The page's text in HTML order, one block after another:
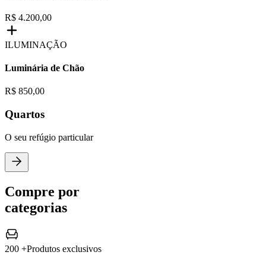
R$ 4.200,00
ILUMINAÇÃO
Luminária de Chão
R$ 850,00
Quartos
O seu refúgio particular
Compre por
categorias
200 +Produtos exclusivos